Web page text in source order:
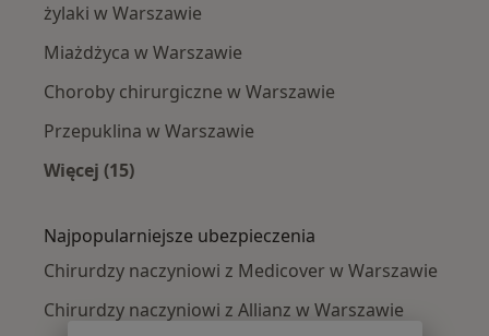
żylaki w Warszawie
Miażdżyca w Warszawie
Choroby chirurgiczne w Warszawie
Przepuklina w Warszawie
Więcej (15)
Najpopularniejsze ubezpieczenia
Chirurdzy naczyniowi z Medicover w Warszawie
Chirurdzy naczyniowi z Allianz w Warszawie